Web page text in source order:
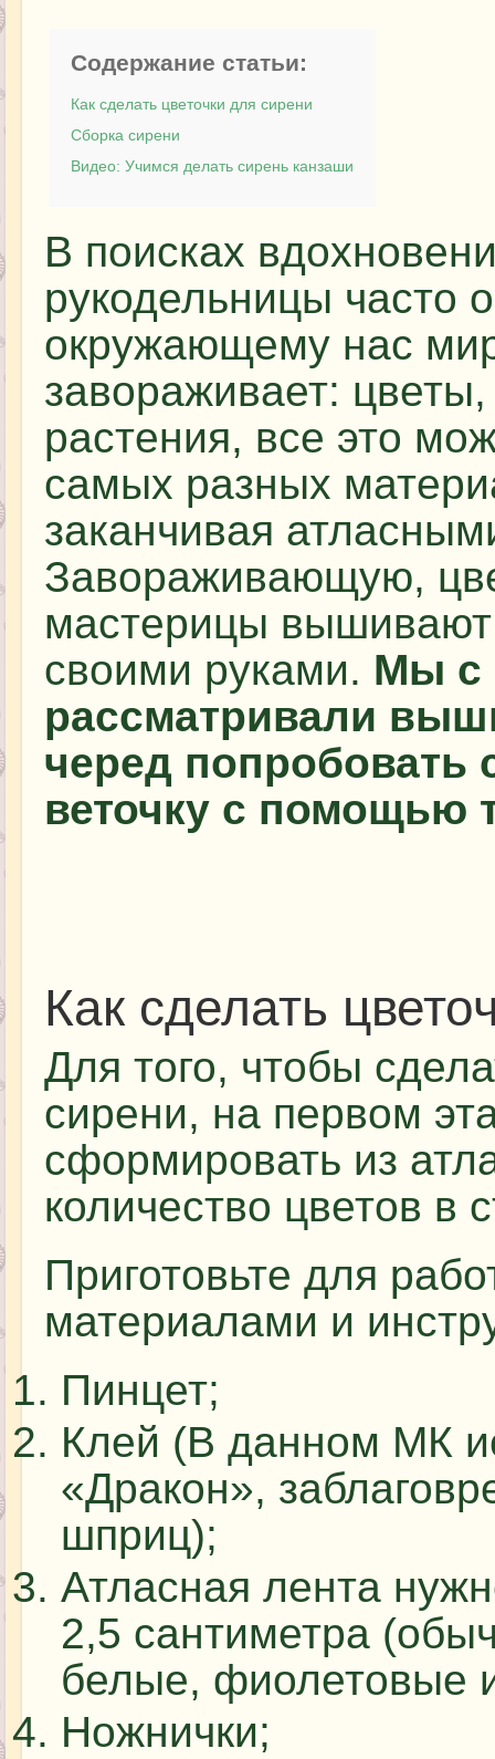
Содержание статьи:
Как сделать цветочки для сирени
Сборка сирени
Видео: Учимся делать сирень канзаши
В поисках
рукодельницы часто
окружающему нас
завораживает:
растения, все это
самых разных
заканчивая
Завораживающую,
мастерицы
своими руками. Мы с
рассматривали
черед попробовать
веточку с помощью
Как сделать
Для того, чтобы
сирени, на первом
сформировать из
количество цветов в
Приготовьте для
материалами и
Пинцет;
Клей (В данном МК
«Дракон»,
шприц);
Атласная лента
2,5 сантиметра
белые, фиолетовые
Ножнички;